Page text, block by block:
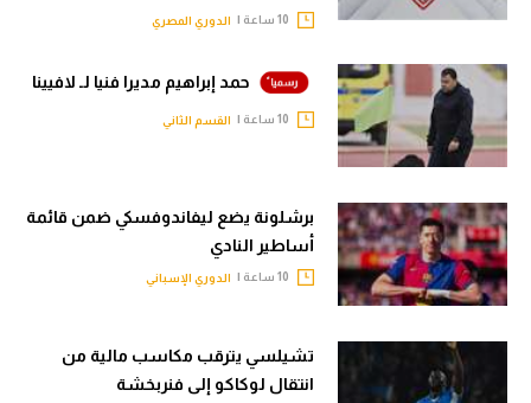
الدوري المصري
حمد إبراهيم مديرا فنيا لـ لافيينا
القسم الثاني
برشلونة يضع ليفاندوفسكي ضمن قائمة
أساطير النادي
الدوري الإسباني
تشيلسي يترقب مكاسب مالية من
انتقال لوكاكو إلى فنربخشة